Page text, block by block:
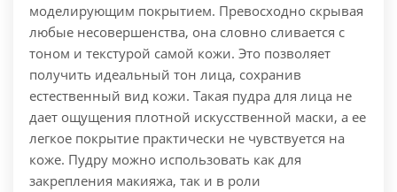
моделирующим покрытием. Превосходно скрывая
любые несовершенства, она словно сливается с
тоном и текстурой самой кожи. Это позволяет
получить идеальный тон лица, сохранив
естественный вид кожи. Такая пудра для лица не
дает ощущения плотной искусственной маски, а ее
легкое покрытие практически не чувствуется на
коже. Пудру можно использовать как для
закрепления макияжа, так и в роли